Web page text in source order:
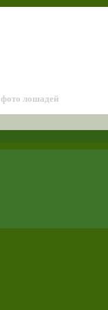
фото лошадей